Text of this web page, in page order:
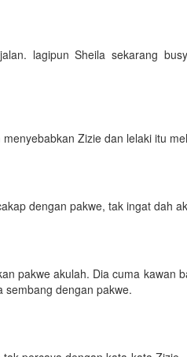
lagipun Sheila sekarang
Zizie dan lelaki itu
dengan pakwe, tak ingat dah
pakwe akulah. Dia cuma kawan
sembang dengan pakwe.